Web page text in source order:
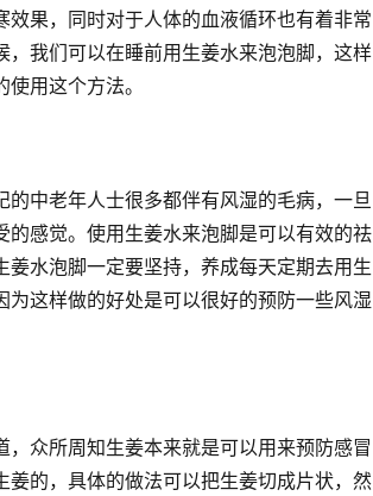
果，同时对于人体的血液循环也有着非常
我们可以在睡前用生姜水来泡泡脚，这样
用这个方法。
中老年人士很多都伴有风湿的毛病，一旦
感觉。使用生姜水来泡脚是可以有效的祛
水泡脚一定要坚持，养成每天定期去用生
这样做的好处是可以很好的预防一些风湿
众所周知生姜本来就是可以用来预防感冒
的，具体的做法可以把生姜切成片状，然